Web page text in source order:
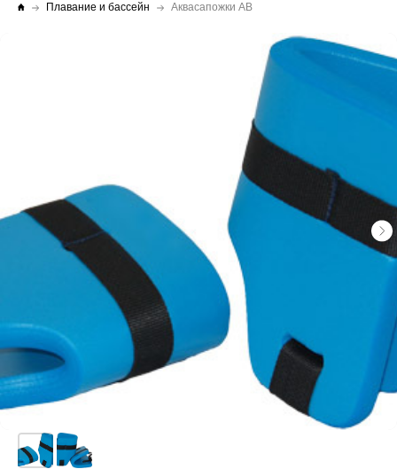
Плавание и бассейн Аквасапожки АВ